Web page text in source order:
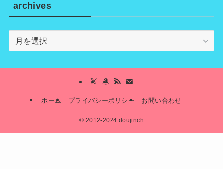
archives
archives
ホーム プライバシーポリシー お問い合わせ
© 2012-2024 doujinch